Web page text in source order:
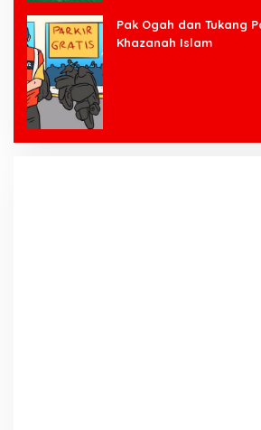
Pak Ogah dan Tukang
Khazanah Islam